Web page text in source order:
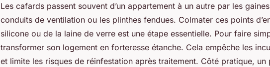
Les cafards passent souvent d’un appartement à un autre par les
conduits de ventilation ou les plinthes fendues. Colmater ces points
silicone ou de la laine de verre est une étape essentielle. Pour faire
transformer son logement en forteresse étanche. Cela empêche les
et limite les risques de réinfestation après traitement. Côté pratique, un